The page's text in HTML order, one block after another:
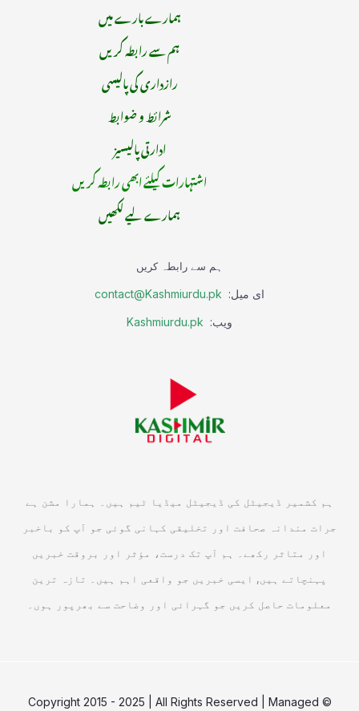
ہمارے بارے میں
ہم سے رابطہ کریں
رازداری کی پالیسی
شرائط و ضوابط
ادارتی پالیسیز
اشتہارات کیلئے ابھی رابطہ کریں
ہمارے لیے لکھیں
ہم سے رابطہ کریں
ای میل: contact@Kashmiurdu.pk
ویب: Kashmiurdu.pk
ہم کشمیر ڈیجیٹل کی ڈیجیٹل میڈیا ٹیم ہیں۔ ہمارا مشن ہے
جرات مندانہ صحافت اور تخلیقی کہانی گوئی جو آپ کو باخبر
اور متاثر رکھے۔ ہم آپ تک درست، مؤثر اور بروقت خبریں
پہنچاتے ہیں, ایسی خبریں جو واقعی اہم ہیں۔ تازہ ترین
معلومات حاصل کریں جو گہرائی اور وضاحت سے بھرپور ہوں۔
© Copyright 2015 - 2025 | All Rights Reserved | Managed